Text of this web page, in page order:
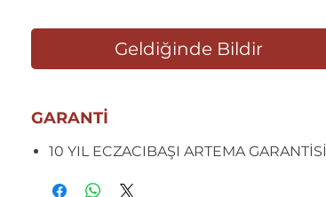
Geldiğinde Bildir
GARANTİ
10 YIL ECZACIBAŞI ARTEMA GARANTİSİ